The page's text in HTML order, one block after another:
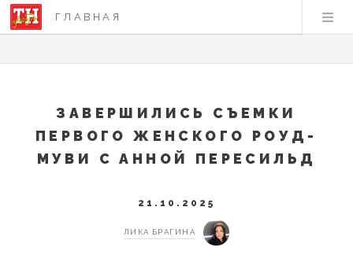
ГЛАВНАЯ
ЗАВЕРШИЛИСЬ СЪЕМКИ
ПЕРВОГО ЖЕНСКОГО РОУД-
МУВИ С АННОЙ ПЕРЕСИЛЬД
21.10.2025
ЛИКА БРАГИНА